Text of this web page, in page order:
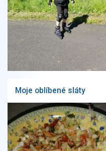
Moje oblíbené sláty